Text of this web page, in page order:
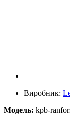
Виробник:
Модель: kpb-